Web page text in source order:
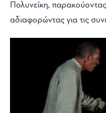
Πολυνείκη,
αδιαφορώντας για τις